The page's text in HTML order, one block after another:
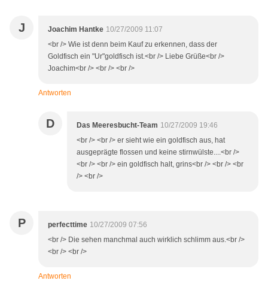
J Joachim Hantke 10/27/2009 11:07
<br /> Wie ist denn beim Kauf zu erkennen, dass der
Goldfisch ein "Ur"goldfisch ist.<br /> Liebe Grüße<br />
Joachim<br /> <br /> <br />
Antworten
D Das Meeresbucht-Team 10/27/2009 19:46
<br /> <br /> er sieht wie ein goldfisch aus, hat
ausgeprägte flossen und keine stirnwülste....<br />
<br /> <br /> ein goldfisch halt, grins<br /> <br /> <br
/> <br />
P perfecttime 10/27/2009 07:56
<br /> Die sehen manchmal auch wirklich schlimm aus.<br />
<br /> <br />
Antworten